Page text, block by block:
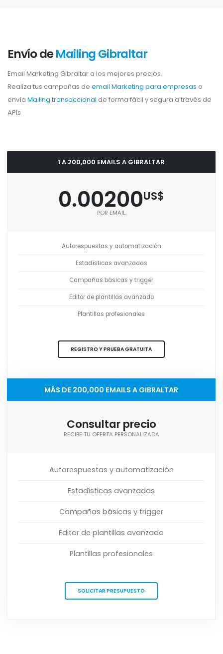
Envío deMailing Gibraltar
Email Marketing Gibraltar a los mejores precios.
Realiza tus campañas de email Marketing para empresas o
envía Mailing transaccional de forma fácil y segura a través de
APIs
1 A 200,000 EMAILS A GIBRALTAR
0.00200US$
POR EMAIL
Autorespuestas y automatización
Estadísticas avanzadas
Campañas básicas y trigger
Editor de plantillas avanzado
Plantillas profesionales
REGISTRO Y PRUEBA GRATUITA
MÁS DE 200,000 EMAILS A GIBRALTAR
Consultar precio
RECIBE TU OFERTA PERSONALIZADA
Autorespuestas y automatización
Estadísticas avanzadas
Campañas básicas y trigger
Editor de plantillas avanzado
Plantillas profesionales
SOLICITAR PRESUPUESTO